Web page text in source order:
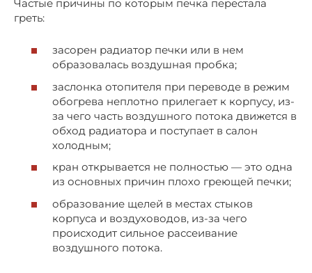
Частые причины по которым печка перестала
греть:
засорен радиатор печки или в нем
образовалась воздушная пробка;
заслонка отопителя при переводе в режим
обогрева неплотно прилегает к корпусу, из-
за чего часть воздушного потока движется в
обход радиатора и поступает в салон
холодным;
кран открывается не полностью — это одна
из основных причин плохо греющей печки;
образование щелей в местах стыков
корпуса и воздуховодов, из-за чего
происходит сильное рассеивание
воздушного потока.